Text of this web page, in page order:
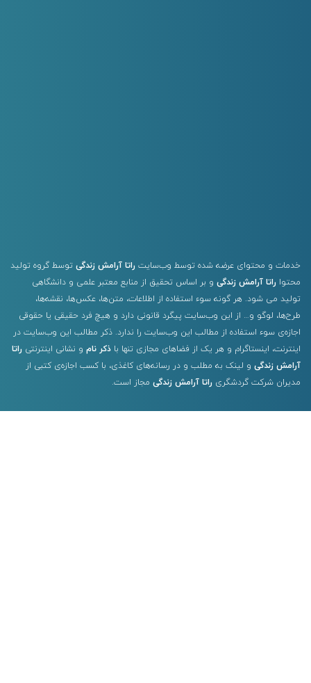
خدمات و محتوای عرضه شده توسط وب‌سایت راتا آرامش زندگی توسط گروه تولید
محتوا راتا آرامش زندگی و بر اساس تحقیق از منابع معتبر علمی و دانشگاهی
تولید می شود. هر گونه سوء استفاده از اطلاعات، متن‌ها، عکس‌ها، نقشه‌ها،
طرح‌ها، لوگو و… از این وب‌سایت پیگرد قانونی دارد و هیچ فرد حقیقی یا حقوقی
اجازه‌ی سوء استفاده از مطالب این وب‌سایت را ندارد. ذکر مطالب این وب‌سایت در
اینترنت، اینستاگرام و هر یک از فضاهای مجازی تنها با ذکر نام و نشانی اینترنتی راتا
آرامش زندگی و لینک به مطلب و در رسانه‌های کاغذی، با کسب اجازه‌ی کتبی از
مدیران شرکت گردشگری راتا آرامش زندگی مجاز است.